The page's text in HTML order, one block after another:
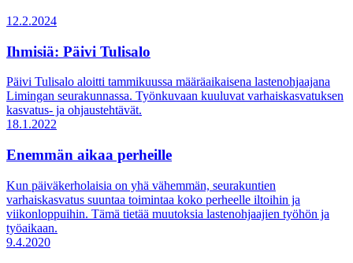
12.2.2024
Ihmisiä: Päivi Tulisalo
Päivi Tulisalo aloitti tammikuussa määräaikaisena lastenohjaajana
Limingan seurakunnassa. Työnkuvaan kuuluvat varhaiskasvatuksen
kasvatus- ja ohjaustehtävät.
18.1.2022
Enemmän aikaa perheille
Kun päiväkerholaisia on yhä vähemmän, seurakuntien
varhaiskasvatus suuntaa toimintaa koko perheelle iltoihin ja
viikonloppuihin. Tämä tietää muutoksia lastenohjaajien työhön ja
työaikaan.
9.4.2020